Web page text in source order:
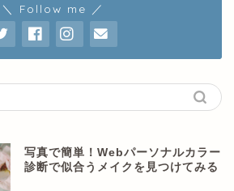
＼ Follow me ／
写真で簡単！Webパーソナルカラー
診断で似合うメイクを見つけてみる